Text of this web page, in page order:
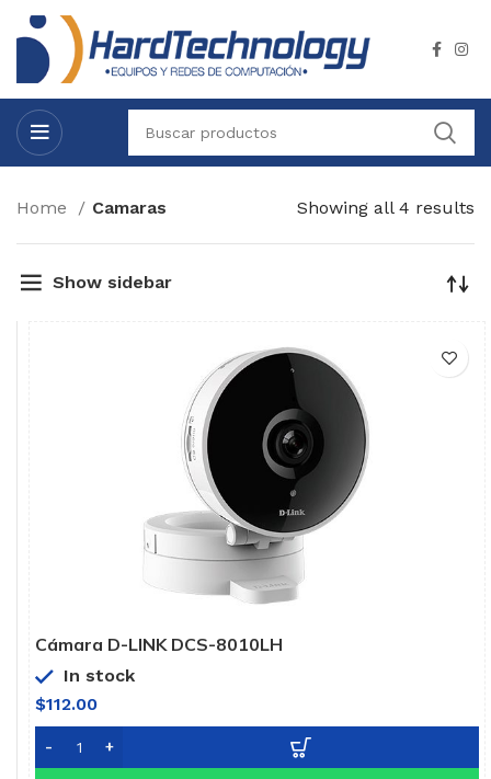
Home Camaras Showing all 4 results
Show sidebar
Cámara D-LINK DCS-8010LH
In stock
$112.00